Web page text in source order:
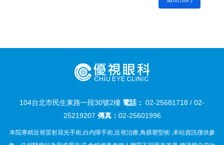
104台北市民生東路一段30號2樓 電話： 02-25681718 / 02-
25219207 傳真： 02-25601996
本院專精近視雷射屈光手術,白內障手術,近視治療,角膜塑型術 ,本站資訊僅供參